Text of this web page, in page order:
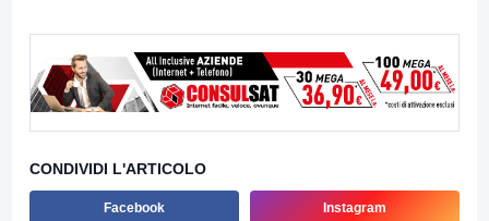
CONDIVIDI L'ARTICOLO
Facebook Instagram